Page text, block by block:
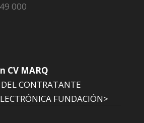
000
CV MARQ
CONTRATANTE
FUNDACIÓN>